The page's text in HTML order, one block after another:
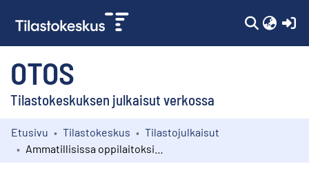
OTOS
Tilastokeskuksen julkaisut verkossa
Kokoelmat
Etusivu Tilastokeskus
Tilastojulkaisut